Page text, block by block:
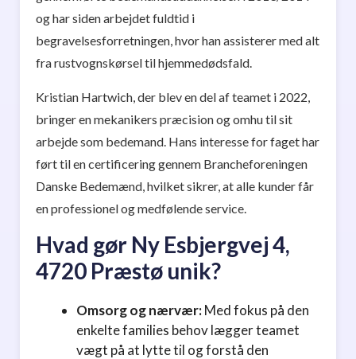
og har siden arbejdet fuldtid i
begravelsesforretningen, hvor han assisterer med alt
fra rustvognskørsel til hjemmedødsfald.
Kristian Hartwich, der blev en del af teamet i 2022,
bringer en mekanikers præcision og omhu til sit
arbejde som bedemand. Hans interesse for faget har
ført til en certificering gennem Brancheforeningen
Danske Bedemænd, hvilket sikrer, at alle kunder får
en professionel og medfølende service.
Hvad gør Ny Esbjergvej 4,
4720 Præstø unik?
Omsorg og nærvær:Med fokus på den
enkelte families behov lægger teamet
vægt på at lytte til og forstå den